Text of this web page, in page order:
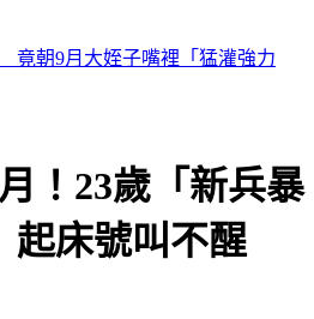
「2檔AI設備股」快上車
！23歲「新兵暴
床號叫不醒
10:48